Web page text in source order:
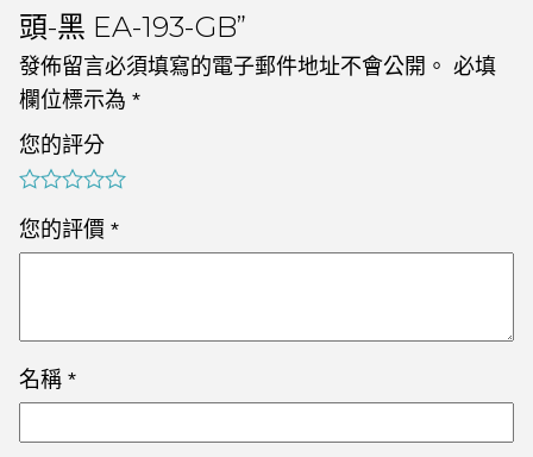
頭-黑 EA-193-GB”
發佈留言必須填寫的電子郵件地址不會公開。 必填
欄位標示為 *
您的評分
您的評價 *
名稱 *